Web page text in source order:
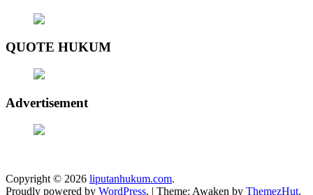
QUOTE HUKUM
Advertisement
Copyright © 2026 liputanhukum.com.
Proudly powered by WordPress. | Theme: Awaken by ThemezHut.